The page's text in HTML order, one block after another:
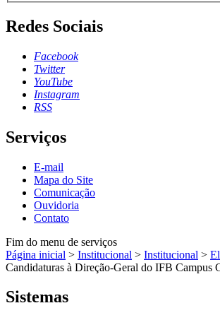
Redes Sociais
Facebook
Twitter
YouTube
Instagram
RSS
Serviços
E-mail
Mapa do Site
Comunicação
Ouvidoria
Contato
Fim do menu de serviços
Página inicial > Institucional > Institucional >
Candidaturas à Direção-Geral do IFB Campus
Sistemas